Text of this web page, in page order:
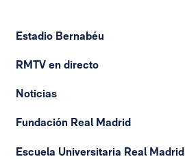
Estadio Bernabéu
RMTV en directo
Noticias
Fundación Real Madrid
Escuela Universitaria Real Madrid